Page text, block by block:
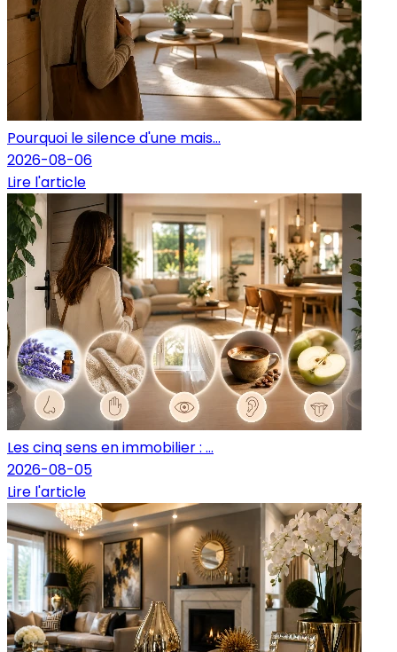
Pourquoi le silence d'une mais...
2026-08-06
Lire l'article
Les cinq sens en immobilier : ...
2026-08-05
Lire l'article